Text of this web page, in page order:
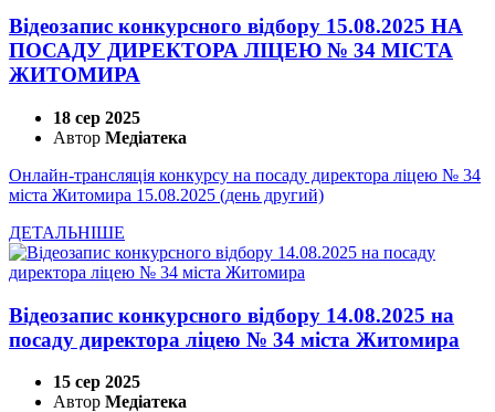
Відеозапис конкурсного відбору 15.08.2025 НА
ПОСАДУ ДИРЕКТОРА ЛІЦЕЮ № 34 МІСТА
ЖИТОМИРА
18 сер 2025
Автор Медіатека
Онлайн-трансляція конкурсу на посаду директора ліцею № 34
міста Житомира 15.08.2025 (день другий)
ДЕТАЛЬНІШЕ
Відеозапис конкурсного відбору 14.08.2025 на
посаду директора ліцею № 34 міста Житомира
15 сер 2025
Автор Медіатека